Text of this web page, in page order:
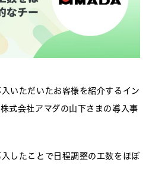
入いただいたお客様を紹介するイン
式会社アマダの山下さまの導入事
入したことで日程調整の工数をほぼ